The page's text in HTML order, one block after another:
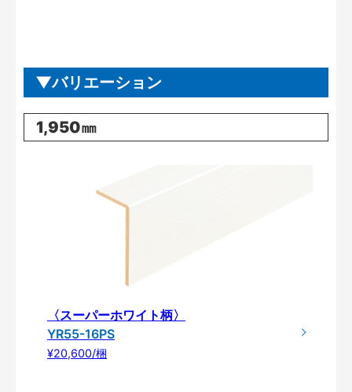
バリエーション
1,950㎜
〈スーパーホワイト柄〉
YR55-16PS
¥20,600/梱